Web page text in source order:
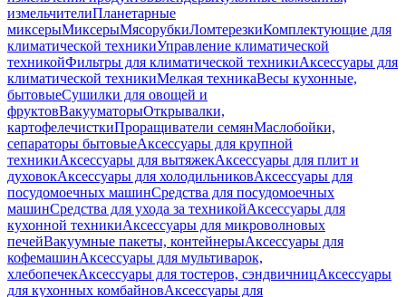
измельчителиПланетарные
миксерыМиксерыМясорубкиЛомтерезкиКомплектующие для
климатической техникиУправление климатической
техникойФильтры для климатической техникиАксессуары для
климатической техникиМелкая техникаВесы кухонные,
бытовыеСушилки для овощей и
фруктовВакууматорыОткрывалки,
картофелечисткиПроращиватели семянМаслобойки,
сепараторы бытовыеАксессуары для крупной
техникиАксессуары для вытяжекАксессуары для плит и
духовокАксессуары для холодильниковАксессуары для
посудомоечных машинСредства для посудомоечных
машинСредства для ухода за техникойАксессуары для
кухонной техникиАксессуары для микроволновых
печейВакуумные пакеты, контейнерыАксессуары для
кофемашинАксессуары для мультиварок,
хлебопечекАксессуары для тостеров, сэндвичницАксессуары
для кухонных комбайновАксессуары для